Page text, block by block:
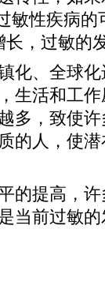
敏性疾病的
，过敏的
、全球化
生活和工
多，致使
的人，使
提高，许
当前过敏